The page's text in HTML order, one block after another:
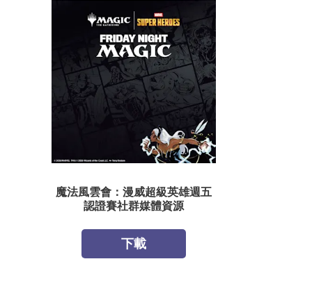
魔法風雲會：漫威超級英雄週五
認證賽社群媒體資源
下載